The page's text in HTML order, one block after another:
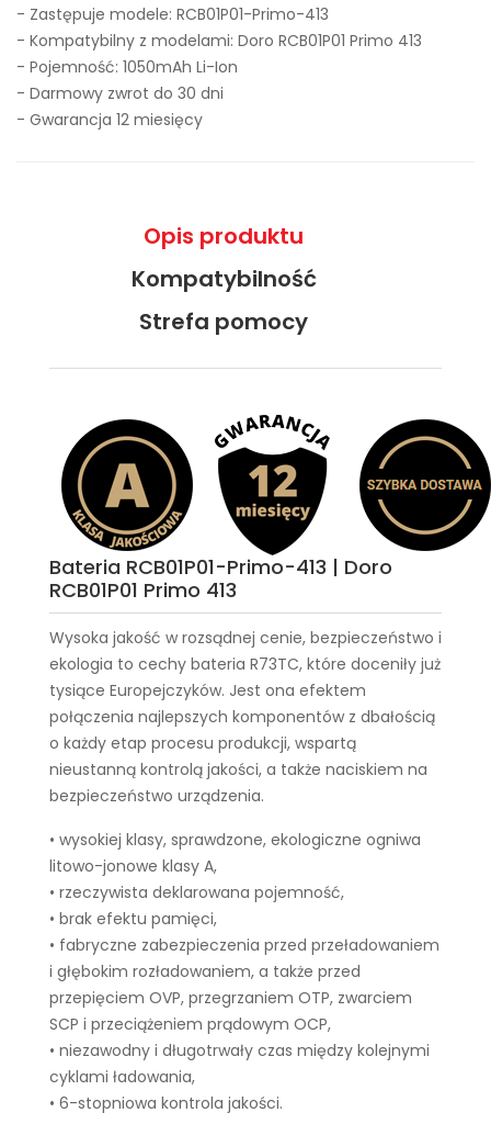
- Zastępuje modele: RCB01P01-Primo-413
- Kompatybilny z modelami: Doro RCB01P01 Primo 413
- Pojemność: 1050mAh Li-Ion
- Darmowy zwrot do 30 dni
- Gwarancja 12 miesięcy
Opis produktu
Kompatybilność
Strefa pomocy
Bateria RCB01P01-Primo-413 | Doro
RCB01P01 Primo 413
Wysoka jakość w rozsądnej cenie, bezpieczeństwo i
ekologia to cechy bateria R73TC, które doceniły już
tysiące Europejczyków. Jest ona efektem
połączenia najlepszych komponentów z dbałością
o każdy etap procesu produkcji, wspartą
nieustanną kontrolą jakości, a także naciskiem na
bezpieczeństwo urządzenia.
• wysokiej klasy, sprawdzone, ekologiczne ogniwa
litowo-jonowe klasy A,
• rzeczywista deklarowana pojemność,
• brak efektu pamięci,
• fabryczne zabezpieczenia przed przeładowaniem
i głębokim rozładowaniem, a także przed
przepięciem OVP, przegrzaniem OTP, zwarciem
SCP i przeciążeniem prądowym OCP,
• niezawodny i długotrwały czas między kolejnymi
cyklami ładowania,
• 6-stopniowa kontrola jakości.